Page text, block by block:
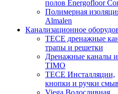
полов Energofloor
Полимерная
Almalen
Канализационное
TECE дренажные
трапы и решетки
Дренажные каналы
TIMO
TECE Инсталляции,
кнопки и ручки
Viega Водосливная